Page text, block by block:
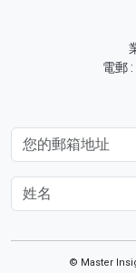
電郵 :
© Master